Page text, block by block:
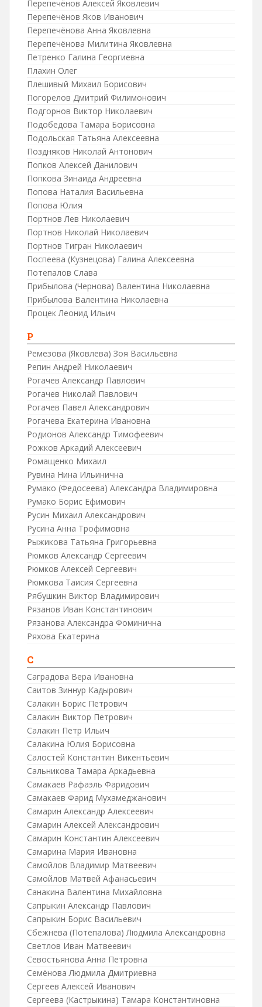
Перепечёнов Алексей Яковлевич
Перепечёнов Яков Иванович
Перепечёнова Анна Яковлевна
Перепечёнова Милитина Яковлевна
Петренко Галина Георгиевна
Плахин Олег
Плешивый Михаил Борисович
Погорелов Дмитрий Филимонович
Подгорнов Виктор Николаевич
Подобедова Тамара Борисовна
Подольская Татьяна Алексеевна
Поздняков Николай Антонович
Попков Алексей Данилович
Попкова Зинаида Андреевна
Попова Наталия Васильевна
Попова Юлия
Портнов Лев Николаевич
Портнов Николай Николаевич
Портнов Тигран Николаевич
Поспеева (Кузнецова) Галина Алексеевна
Потепалов Слава
Прибылова (Чернова) Валентина Николаевна
Прибылова Валентина Николаевна
Процек Леонид Ильич
Р
Ремезова (Яковлева) Зоя Васильевна
Репин Андрей Николаевич
Рогачев Александр Павлович
Рогачев Николай Павлович
Рогачев Павел Александрович
Рогачева Екатерина Ивановна
Родионов Александр Тимофеевич
Рожков Аркадий Алексеевич
Ромащенко Михаил
Рувина Нина Ильинична
Румако (Федосеева) Александра Владимировна
Румако Борис Ефимович
Русин Михаил Александрович
Русина Анна Трофимовна
Рыжикова Татьяна Григорьевна
Рюмков Александр Сергеевич
Рюмков Алексей Сергеевич
Рюмкова Таисия Сергеевна
Рябушкин Виктор Владимирович
Рязанов Иван Константинович
Рязанова Александра Фоминична
Ряхова Екатерина
С
Саградова Вера Ивановна
Саитов Зиннур Кадырович
Салакин Борис Петрович
Салакин Виктор Петрович
Салакин Петр Ильич
Салакина Юлия Борисовна
Салостей Константин Викентьевич
Сальникова Тамара Аркадьевна
Самакаев Рафаэль Фаридович
Самакаев Фарид Мухамеджанович
Самарин Александр Алексеевич
Самарин Алексей Александрович
Самарин Константин Алексеевич
Самарина Мария Ивановна
Самойлов Владимир Матвеевич
Самойлов Матвей Афанасьевич
Санакина Валентина Михайловна
Сапрыкин Александр Павлович
Сапрыкин Борис Васильевич
Сбежнева (Потепалова) Людмила Александровна
Светлов Иван Матвеевич
Севостьянова Анна Петровна
Семёнова Людмила Дмитриевна
Сергеев Алексей Иванович
Сергеева (Кастрыкина) Тамара Константиновна